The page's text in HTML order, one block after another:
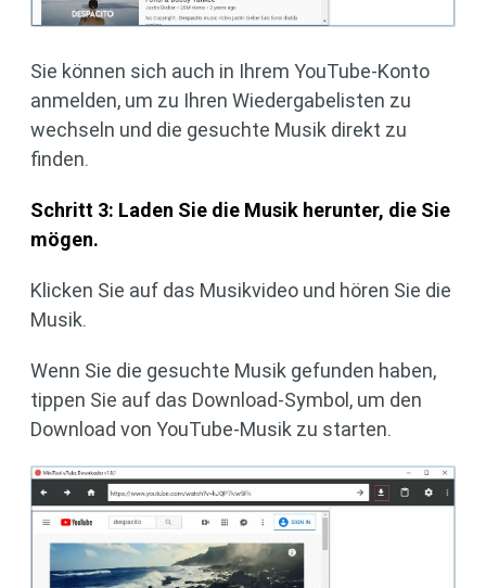
Sie können sich auch in Ihrem YouTube-Konto
anmelden, um zu Ihren Wiedergabelisten zu
wechseln und die gesuchte Musik direkt zu
finden.
Schritt 3: Laden Sie die Musik herunter, die Sie
mögen.
Klicken Sie auf das Musikvideo und hören Sie die
Musik.
Wenn Sie die gesuchte Musik gefunden haben,
tippen Sie auf das Download-Symbol, um den
Download von YouTube-Musik zu starten.